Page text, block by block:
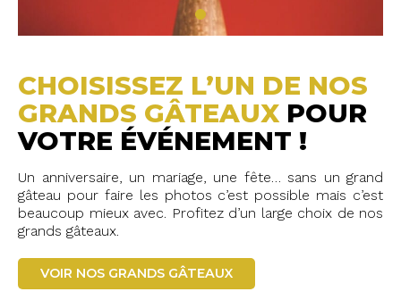
CHOISISSEZ L’UN DE NOS
GRANDS GÂTEAUX POUR
VOTRE ÉVÉNEMENT !
Un anniversaire, un mariage, une fête… sans un grand
gâteau pour faire les photos c’est possible mais c’est
beaucoup mieux avec. Profitez d’un large choix de nos
grands gâteaux.
VOIR NOS GRANDS GÂTEAUX